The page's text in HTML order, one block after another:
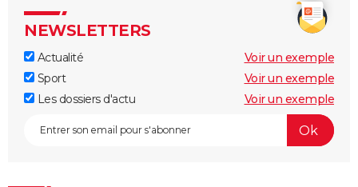
NEWSLETTERS
Actualité
Voir un exemple
Sport
Voir un exemple
Les dossiers d'actu
Voir un exemple